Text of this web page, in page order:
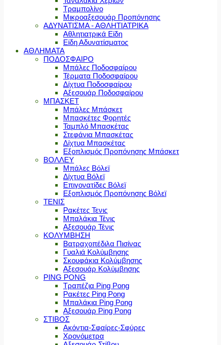
Τραμπολίνο
Μικροαξεσουάρ Προπόνησης
ΑΔΥΝΑΤΙΣΜΑ - ΑΘΛΗΤΙΑΤΡΙΚΑ
Αθλητιατρικά Είδη
Είδη Αδυνατίσματος
ΑΘΛΗΜΑΤΑ
ΠΟΔΟΣΦΑΙΡΟ
Μπάλες Ποδοσφαίρου
Τέρματα Ποδοσφαίρου
Δίχτυα Ποδοσφαίρου
Αξεσουάρ Ποδοσφαίρου
ΜΠΑΣΚΕΤ
Μπάλες Μπάσκετ
Μπασκέτες Φορητές
Ταμπλό Μπασκέτας
Στεφάνια Μπασκέτας
Δίχτυα Μπασκέτας
Εξοπλισμός Προπόνησης Μπάσκετ
ΒΟΛΛΕΥ
Μπάλες Βόλεϊ
Δίχτυα Βόλεϊ
Επιγονατίδες Βόλεϊ
Εξοπλισμός Προπόνησης Βόλεϊ
ΤΕΝΙΣ
Ρακέτες Τενις
Μπαλάκια Τένις
Αξεσουάρ Τένις
ΚΟΛΥΜΒΗΣΗ
Βατραχοπέδιλα Πισίνας
Γυαλιά Κολύμβησης
Σκουφάκια Κολύμβησης
Αξεσουάρ Κολύμβησης
PING PONG
Τραπέζια Ping Pong
Ρακέτες Ping Pong
Μπαλάκια Ping Pong
Αξεσουάρ Ping Pong
ΣΤΙΒΟΣ
Ακόντια-Σφαίρες-Σφύρες
Χρονόμετρα